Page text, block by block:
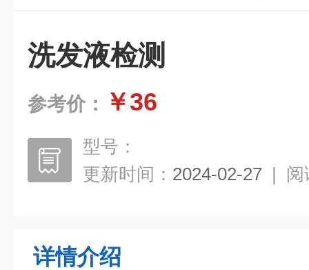
洗发液检测
参考价： ￥36
型号：
更新时间： 2024-02-27 | 阅
详情介绍